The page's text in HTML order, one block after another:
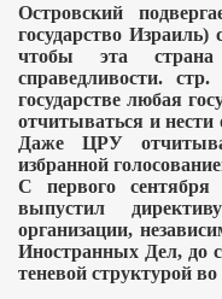
Островский
государство
чтобы эта
справедливости.
государстве любая
отчитываться и нести
Даже ЦРУ
избранной
С первого сентября
выпустил
организации,
Иностранных Дел, до
теневой структурой